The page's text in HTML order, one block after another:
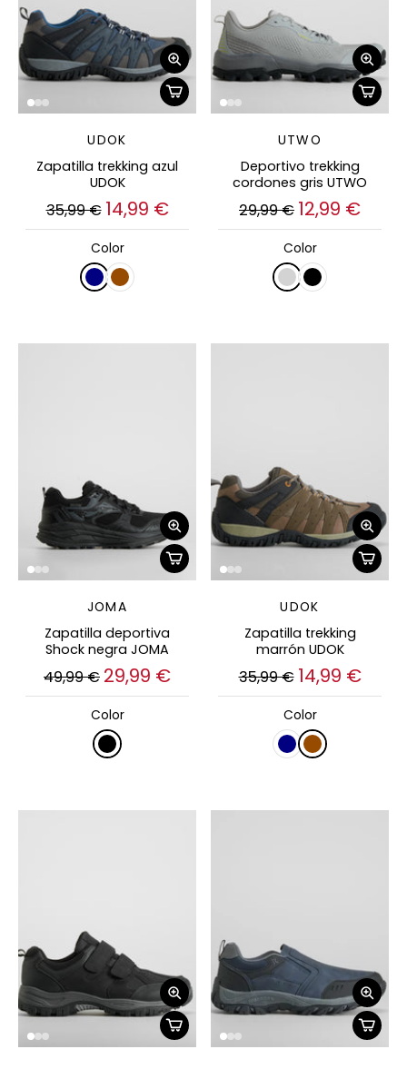
UDOK
Zapatilla trekking azul
UDOK
35,99 € 14,99 €
Color
UTWO
Deportivo trekking
cordones gris UTWO
29,99 € 12,99 €
Color
JOMA
Zapatilla deportiva
Shock negra JOMA
49,99 € 29,99 €
Color
UDOK
Zapatilla trekking
marrón UDOK
35,99 € 14,99 €
Color